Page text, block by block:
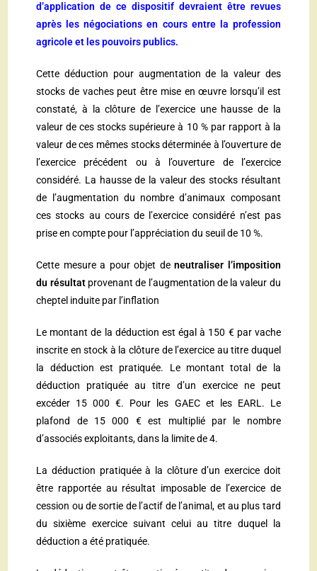
d’application de ce dispositif devraient être revues
après les négociations en cours entre la profession
agricole et les pouvoirs publics.
Cette déduction pour augmentation de la valeur des
stocks de vaches peut être mise en œuvre lorsqu’il est
constaté, à la clôture de l’exercice une hausse de la
valeur de ces stocks supérieure à 10 % par rapport à la
valeur de ces mêmes stocks déterminée à l’ouverture de
l’exercice précédent ou à l’ouverture de l’exercice
considéré. La hausse de la valeur des stocks résultant
de l’augmentation du nombre d’animaux composant
ces stocks au cours de l’exercice considéré n’est pas
prise en compte pour l’appréciation du seuil de 10 %.
Cette mesure a pour objet deneutraliser l’imposition
du résultatprovenant de l’augmentation de la valeur du
cheptel induite par l’inflation
Le montant de la déduction est égal à 150 € par vache
inscrite en stock à la clôture de l’exercice au titre duquel
la déduction est pratiquée. Le montant total de la
déduction pratiquée au titre d’un exercice ne peut
excéder 15 000 €. Pour les GAEC et les EARL. Le
plafond de 15 000 € est multiplié par le nombre
d’associés exploitants, dans la limite de 4.
La déduction pratiquée à la clôture d’un exercice doit
être rapportée au résultat imposable de l’exercice de
cession ou de sortie de l’actif de l’animal, et au plus tard
du sixième exercice suivant celui au titre duquel la
déduction a été pratiquée.